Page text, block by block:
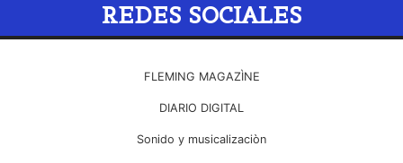
REDES SOCIALES
FLEMING MAGAZÌNE
DIARIO DIGITAL
Sonido y musicalizaciòn